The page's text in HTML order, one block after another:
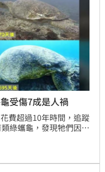
受傷7成是人禍
費超過10年時間，追蹤
綠蠵龜，發現牠們因漁
費1.5年時間才能癒